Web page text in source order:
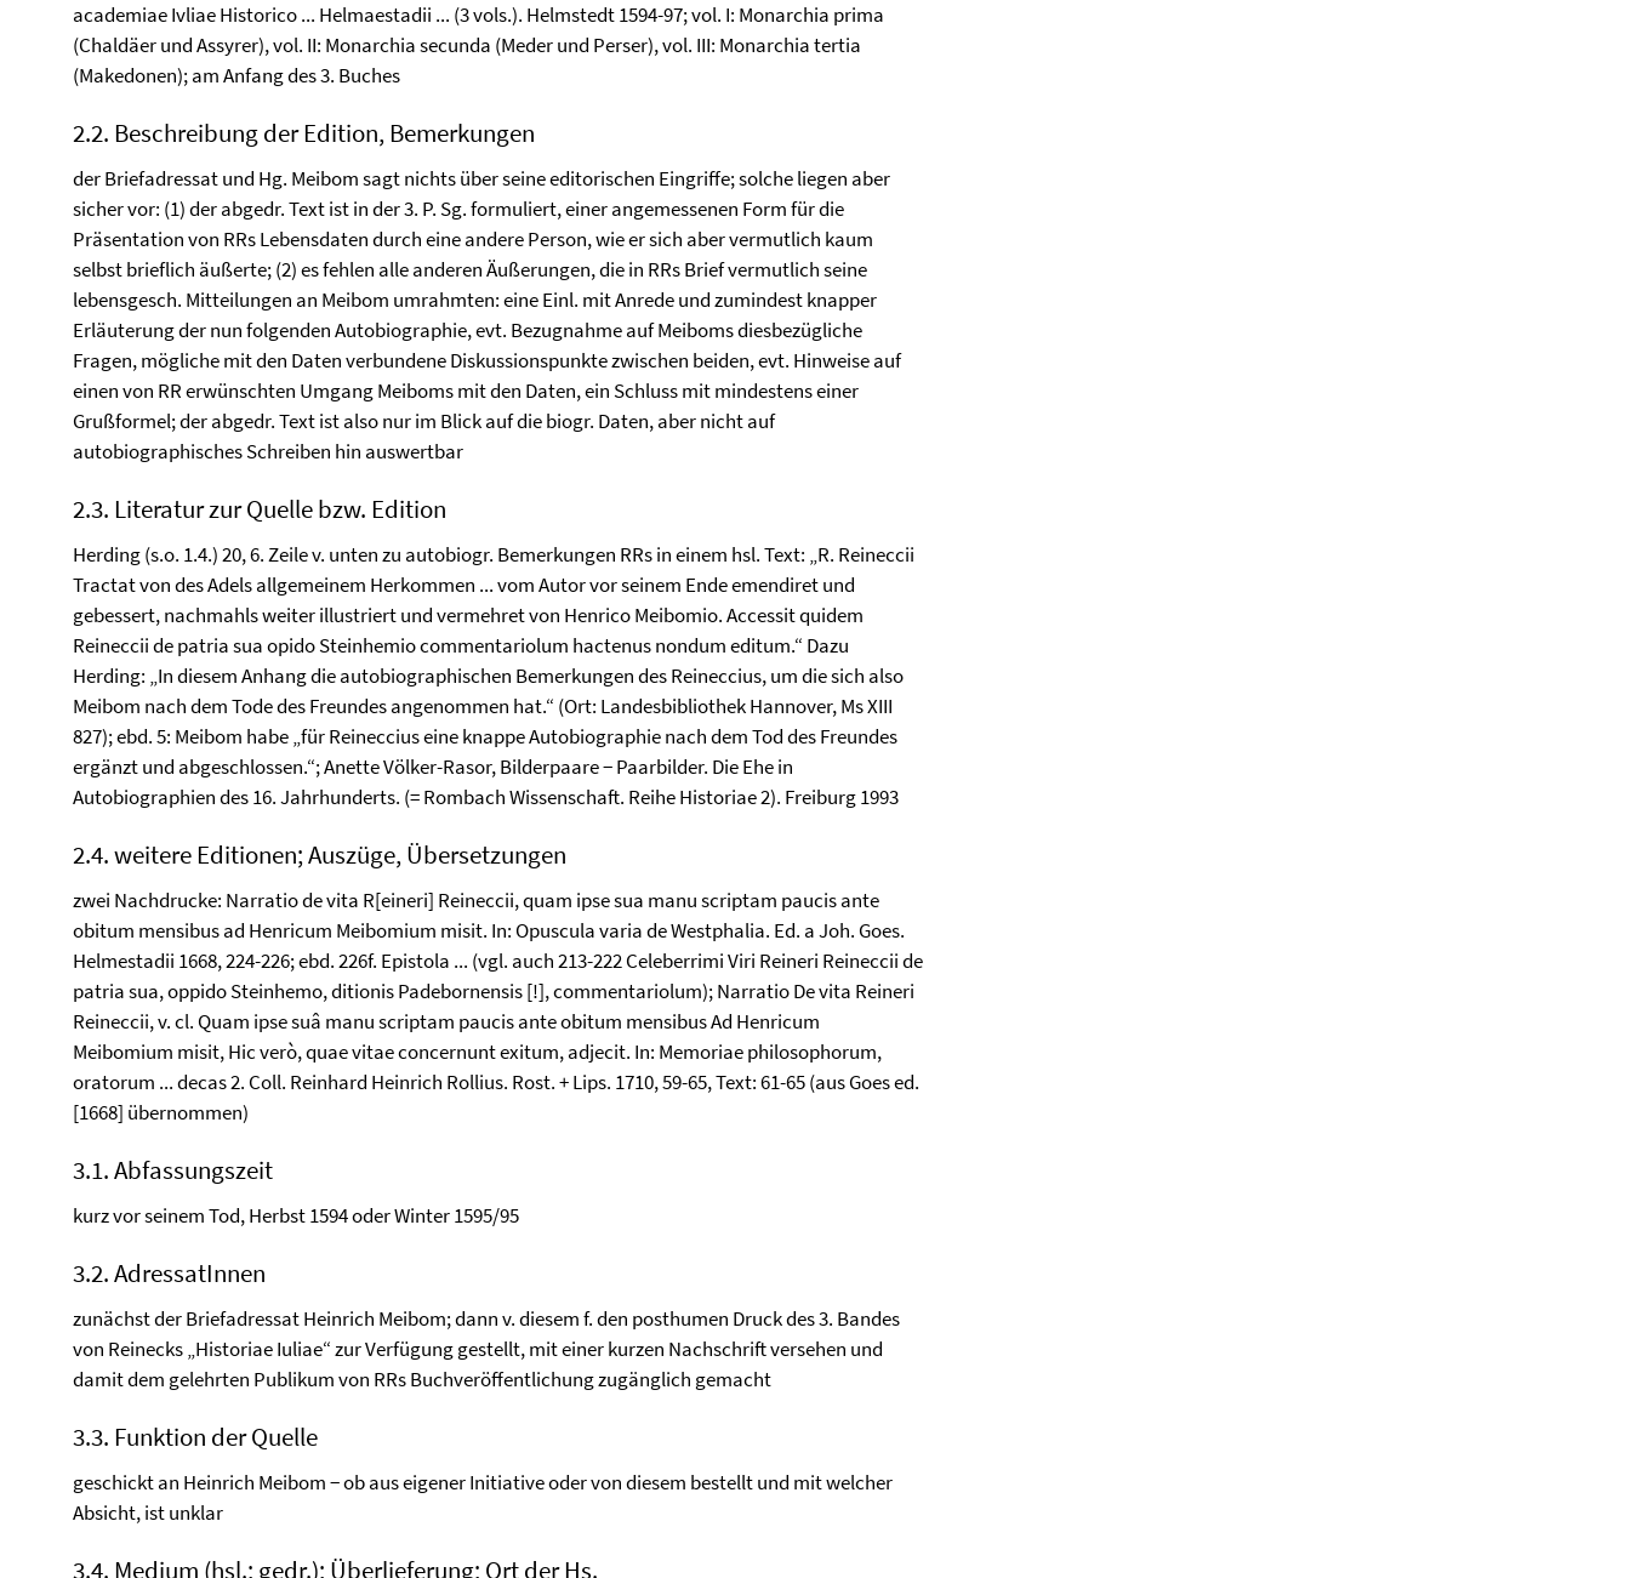
academiae Ivliae Historico ... Helmaestadii ... (3 vols.). Helmstedt 1594-97; vol. I: Monarchia prima
(Chaldäer und Assyrer), vol. II: Monarchia secunda (Meder und Perser), vol. III: Monarchia tertia
(Makedonen); am Anfang des 3. Buches
2.2. Beschreibung der Edition, Bemerkungen
der Briefadressat und Hg. Meibom sagt nichts über seine editorischen Eingriffe; solche liegen aber
sicher vor: (1) der abgedr. Text ist in der 3. P. Sg. formuliert, einer angemessenen Form für die
Präsentation von RRs Lebensdaten durch eine andere Person, wie er sich aber vermutlich kaum
selbst brieflich äußerte; (2) es fehlen alle anderen Äußerungen, die in RRs Brief vermutlich seine
lebensgesch. Mitteilungen an Meibom umrahmten: eine Einl. mit Anrede und zumindest knapper
Erläuterung der nun folgenden Autobiographie, evt. Bezugnahme auf Meiboms diesbezügliche
Fragen, mögliche mit den Daten verbundene Diskussionspunkte zwischen beiden, evt. Hinweise auf
einen von RR erwünschten Umgang Meiboms mit den Daten, ein Schluss mit mindestens einer
Grußformel; der abgedr. Text ist also nur im Blick auf die biogr. Daten, aber nicht auf
autobiographisches Schreiben hin auswertbar
2.3. Literatur zur Quelle bzw. Edition
Herding (s.o. 1.4.) 20, 6. Zeile v. unten zu autobiogr. Bemerkungen RRs in einem hsl. Text: „R. Reineccii
Tractat von des Adels allgemeinem Herkommen ... vom Autor vor seinem Ende emendiret und
gebessert, nachmahls weiter illustriert und vermehret von Henrico Meibomio. Accessit quidem
Reineccii de patria sua opido Steinhemio commentariolum hactenus nondum editum.“ Dazu
Herding: „In diesem Anhang die autobiographischen Bemerkungen des Reineccius, um die sich also
Meibom nach dem Tode des Freundes angenommen hat.“ (Ort: Landesbibliothek Hannover, Ms XIII
827); ebd. 5: Meibom habe „für Reineccius eine knappe Autobiographie nach dem Tod des Freundes
ergänzt und abgeschlossen.“; Anette Völker-Rasor, Bilderpaare − Paarbilder. Die Ehe in
Autobiographien des 16. Jahrhunderts. (= Rombach Wissenschaft. Reihe Historiae 2). Freiburg 1993
2.4. weitere Editionen; Auszüge, Übersetzungen
zwei Nachdrucke: Narratio de vita R[eineri] Reineccii, quam ipse sua manu scriptam paucis ante
obitum mensibus ad Henricum Meibomium misit. In: Opuscula varia de Westphalia. Ed. a Joh. Goes.
Helmestadii 1668, 224-226; ebd. 226f. Epistola ... (vgl. auch 213-222 Celeberrimi Viri Reineri Reineccii de
patria sua, oppido Steinhemo, ditionis Padebornensis [!], commentariolum); Narratio De vita Reineri
Reineccii, v. cl. Quam ipse suâ manu scriptam paucis ante obitum mensibus Ad Henricum
Meibomium misit, Hic verò, quae vitae concernunt exitum, adjecit. In: Memoriae philosophorum,
oratorum ... decas 2. Coll. Reinhard Heinrich Rollius. Rost. + Lips. 1710, 59-65, Text: 61-65 (aus Goes ed.
[1668] übernommen)
3.1. Abfassungszeit
kurz vor seinem Tod, Herbst 1594 oder Winter 1595/95
3.2. AdressatInnen
zunächst der Briefadressat Heinrich Meibom; dann v. diesem f. den posthumen Druck des 3. Bandes
von Reinecks „Historiae Iuliae“ zur Verfügung gestellt, mit einer kurzen Nachschrift versehen und
damit dem gelehrten Publikum von RRs Buchveröffentlichung zugänglich gemacht
3.3. Funktion der Quelle
geschickt an Heinrich Meibom − ob aus eigener Initiative oder von diesem bestellt und mit welcher
Absicht, ist unklar
3.4. Medium (hsl.; gedr.); Überlieferung; Ort der Hs.